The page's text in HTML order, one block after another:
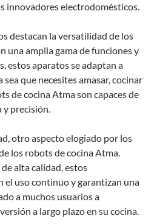
innovadores electrodomésticos.
destacan la versatilidad de los
una amplia gama de funciones y
estos aparatos se adaptan a
que necesites amasar, cocinar
de cocina Atma son capaces de
y precisión.
otro aspecto elogiado por los
los robots de cocina Atma.
alta calidad, estos
el uso continuo y garantizan una
a muchos usuarios a
a largo plazo en su cocina.